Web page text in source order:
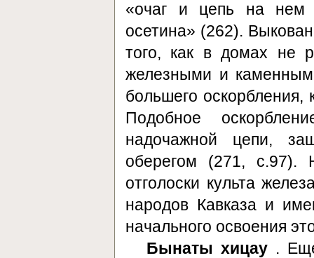
«очаг и цепь на нем
осетина» (262).
того, как в домах не
железными и
большего
Подобное
надочажной цепи,
оберегом (271,
отголоски культа
народов Кавказа и
начального освоения
Бынаты хицау .